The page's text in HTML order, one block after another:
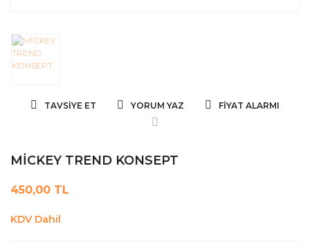
TAVSIYE ET YORUM YAZ FIYAT ALARMI
MİCKEY TREND KONSEPT
450,00 TL
KDV Dahil